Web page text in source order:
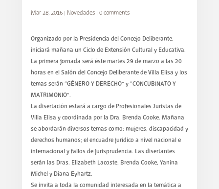
Mar 28, 2016| Novedades| 0 comments
Organizado por la Presidencia del Concejo Deliberante,
iniciará mañana un Ciclo de Extensión Cultural y Educativa.
La primera jornada será éste martes 29 de marzo a las 20
horas en el Salón del Concejo Deliberante de Villa Elisa y los
temas serán “GÉNERO Y DERECHO” y “CONCUBINATO Y
MATRIMONIO”.
La disertación estará a cargo de Profesionales Juristas de
Villa Elisa y coordinada por la Dra. Brenda Cooke. Mañana
se abordarán diversos temas como: mujeres, discapacidad y
derechos humanos; el encuadre jurídico a nivel nacional e
internacional y fallos de jurisprudencia. Las disertantes
serán las Dras. Elizabeth Lacoste, Brenda Cooke, Yanina
Michel y Diana Eyhartz.
Se invita a toda la comunidad interesada en la temática a